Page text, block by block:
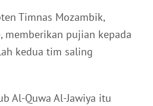
Timnas Mozambik,
memberikan pujian kepada
kedua tim saling
Al-Quwa Al-Jawiya itu